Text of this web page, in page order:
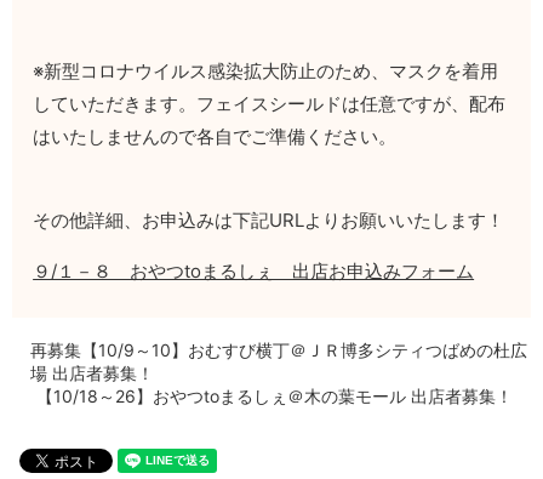
※新型コロナウイルス感染拡大防止のため、マスクを着用
していただきます。フェイスシールドは任意ですが、配布
はいたしませんので各自でご準備ください。
その他詳細、お申込みは下記URLよりお願いいたします！
９/１－８ おやつtoまるしぇ 出店お申込みフォーム
再募集【10/9～10】おむすび横丁＠ＪＲ博多シティつばめの杜広
場 出店者募集！
【10/18～26】おやつtoまるしぇ＠木の葉モール 出店者募集！